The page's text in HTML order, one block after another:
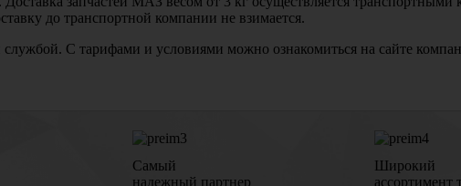
до транспортной компании не взимается.
службой. С тарифами и условиями можно ознакомиться на сайте
Самый
надежный партнер
Широкий
ассортимент